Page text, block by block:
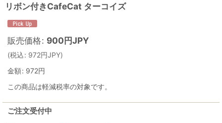
リボン付きCafeCat ターコイズ
販売価格: 900円JPY
(税込: 972円JPY)
金額: 972円
この商品は軽減税率の対象です。
ご注文受付中